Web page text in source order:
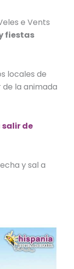
e Vents
fiestas
locales de
la animada
salir de
y sal a